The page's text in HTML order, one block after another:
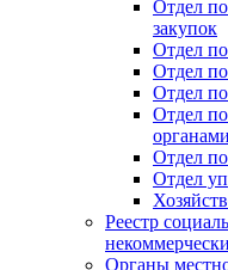
Отдел
закупок
Отдел
Отдел
Отдел
Отдел
органами
Отдел
Отдел
Реестр
Органы